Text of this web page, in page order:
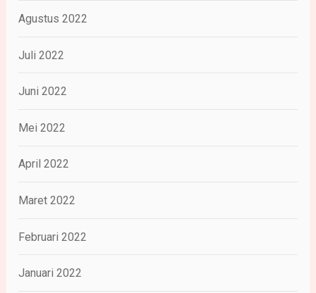
Agustus 2022
Juli 2022
Juni 2022
Mei 2022
April 2022
Maret 2022
Februari 2022
Januari 2022